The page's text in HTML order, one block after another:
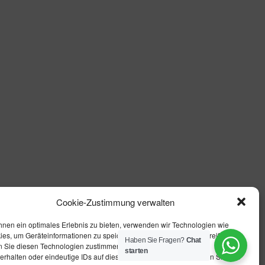
Cookie-Zustimmung verwalten
ein optimales Erlebnis zu bieten, verwenden wir Technologien wie
um Geräteinformationen zu speichern und/oder darauf zuzugreifen.
Sie diesen Technologien zustimmen, können wir Daten wie das
oder eindeutige IDs auf dieser Website verarbeiten. Wenn Sie Ihre
Haben Sie Fragen? Chat
starten